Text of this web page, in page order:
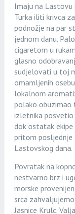
Imaju na Lastovu
Turka iliti krivca
podnožje na par
jednom danu.
cigaretom u
glasno
sudjelovati u toj
omamljenih
lokalnom
polako obuzimao
izletnika posvetio
dok ostatak
pritom posljednje
Lastovskog dana.
Povratak na
nestvarno brz i
morske
srca
Jasnice Krulc.